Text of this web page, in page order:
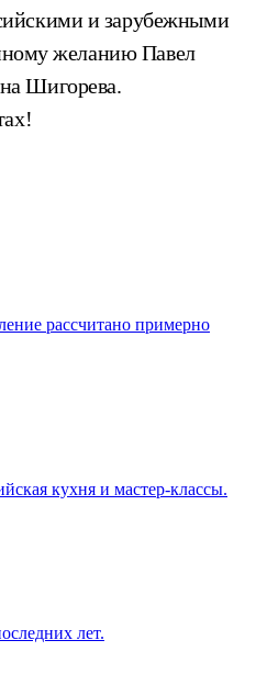
и зарубежными
желанию Павел
Шигорева.
рассчитано примерно
кухня и мастер-классы.
лет.